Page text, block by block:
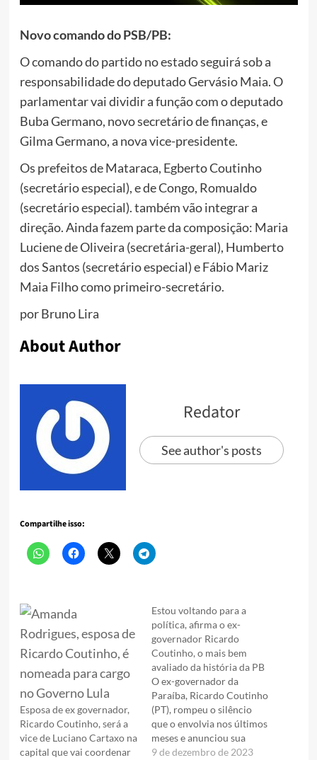
Novo comando do PSB/PB:
O comando do partido no estado seguirá sob a
responsabilidade do deputado Gervásio Maia. O
parlamentar vai dividir a função com o deputado
Buba Germano, novo secretário de finanças, e
Gilma Germano, a nova vice-presidente.
Os prefeitos de Mataraca, Egberto Coutinho
(secretário especial), e de Congo, Romualdo
(secretário especial). também vão integrar a
direção. Ainda fazem parte da composição: Maria
Luciene de Oliveira (secretária-geral), Humberto
dos Santos (secretário especial) e Fábio Mariz
Maia Filho como primeiro-secretário.
por Bruno Lira
About Author
Redator
See author's posts
Compartilhe isso:
Esposa de ex governador,
Ricardo Coutinho, será a
vice de Luciano Cartaxo na
capital que vai coordenar
Estou voltando para a
política, afirma o ex-
governador Ricardo
Coutinho, o mais bem
avaliado da história da PB
O ex-governador da
Paraíba, Ricardo Coutinho
(PT), rompeu o silêncio
que o envolvia nos últimos
meses e anunciou sua
volta à ativa na política.
9 de dezembro de 2023